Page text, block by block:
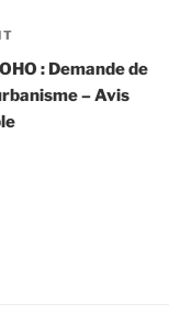
: Demande de
– Avis